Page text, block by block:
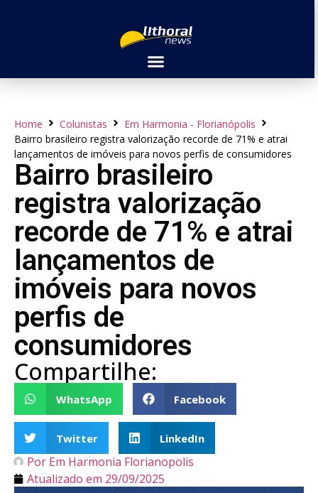
Home Colunistas
Em Harmonia - Florianópolis
Bairro brasileiro registra valorização recorde de 71% e atrai
lançamentos de imóveis para novos perfis de consumidores
Bairro brasileiro
registra valorização
recorde de 71% e atrai
lançamentos de
imóveis para novos
perfis de
consumidores
Compartilhe:
WhatsApp Facebook
Twitter LinkedIn
Por Em Harmonia Florianopolis
Atualizado em 29/09/2025